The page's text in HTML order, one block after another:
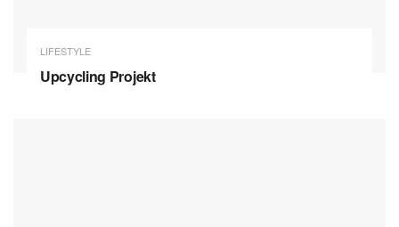
LIFESTYLE
Upcycling Projekt